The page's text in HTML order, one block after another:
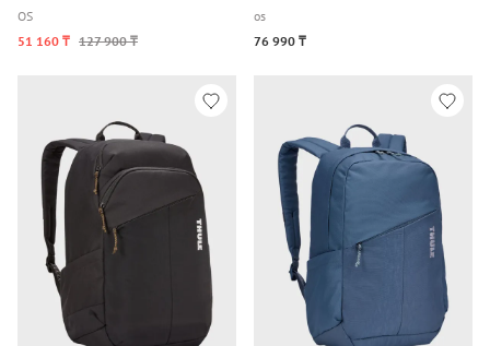
OS
51 160 ₸ 127 900 ₸
os
76 990 ₸